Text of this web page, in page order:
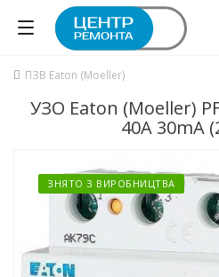
ПЗВ Eaton (Moeller)
УЗО Eaton (Moeller)
40А 30mA
ЗНЯТО З ВИРОБНИЦТВА